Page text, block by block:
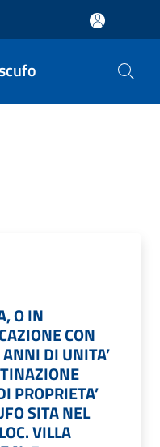
O IN
CON
DI UNITA’
PROPRIETA’
SITA NEL
VILLA